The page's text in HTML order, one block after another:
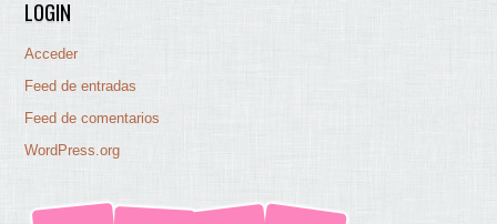
LOGIN
Acceder
Feed de entradas
Feed de comentarios
WordPress.org